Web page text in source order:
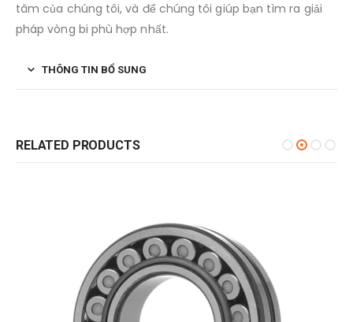
tâm của chúng tôi, và để chúng tôi giúp bạn tìm ra giải
pháp vòng bi phù hợp nhất.
THÔNG TIN BỔ SUNG
RELATED PRODUCTS